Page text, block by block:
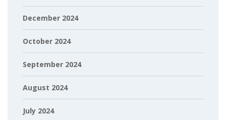
December 2024
October 2024
September 2024
August 2024
July 2024